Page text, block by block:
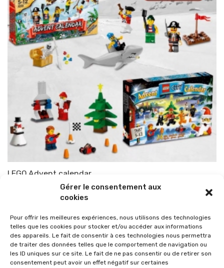
Gérer le consentement aux
cookies
Pour offrir les meilleures expériences, nous utilisons des technologies
telles que les cookies pour stocker et/ou accéder aux informations
des appareils. Le fait de consentir à ces technologies nous permettra
de traiter des données telles que le comportement de navigation ou
les ID uniques sur ce site. Le fait de ne pas consentir ou de retirer son
consentement peut avoir un effet négatif sur certaines
LEGO Advent calendar
TOP-PARENTS 28 novembre 2009